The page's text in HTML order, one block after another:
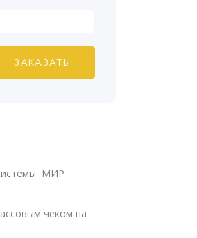
ЗАКАЗАТЬ
МИР
чеком на